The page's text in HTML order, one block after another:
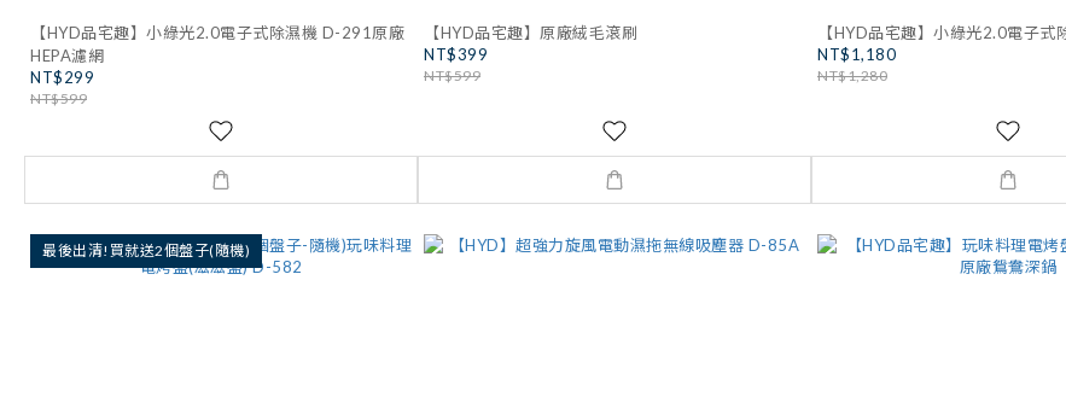
【HYD品宅趣】小綠光2.0電子式除濕機 D-291原廠
HEPA濾網
NT$299
NT$599
【HYD品宅趣】原廠絨毛滾刷
NT$399
NT$599
【HYD品宅趣】小綠光2.0電子式
NT$1,180
NT$1,280
最後出清!買就送2個盤子(隨機)